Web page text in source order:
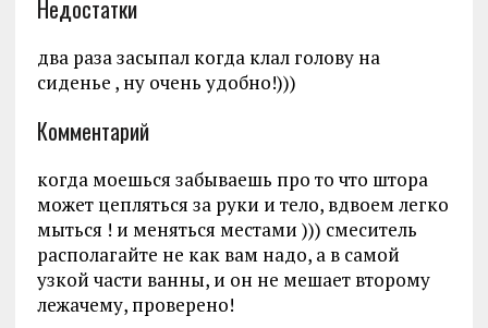
Недостатки
два раза засыпал когда клал голову на
сиденье , ну очень удобно!)))
Комментарий
когда моешься забываешь про то что штора
может цепляться за руки и тело, вдвоем легко
мыться ! и меняться местами ))) смеситель
располагайте не как вам надо, а в самой
узкой части ванны, и он не мешает второму
лежачему, проверено!